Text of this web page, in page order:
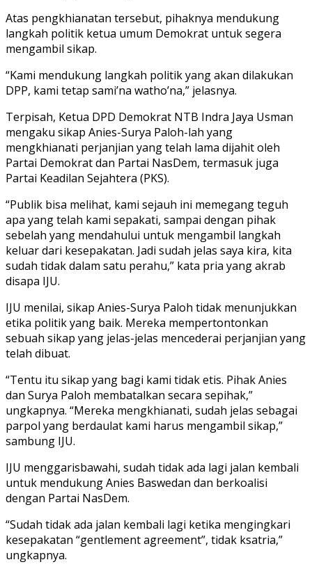
Atas pengkhianatan tersebut, pihaknya mendukung
langkah politik ketua umum Demokrat untuk segera
mengambil sikap.
“Kami mendukung langkah politik yang akan dilakukan
DPP, kami tetap sami’na watho’na,” jelasnya.
Terpisah, Ketua DPD Demokrat NTB Indra Jaya Usman
mengaku sikap Anies-Surya Paloh-lah yang
mengkhianati perjanjian yang telah lama dijahit oleh
Partai Demokrat dan Partai NasDem, termasuk juga
Partai Keadilan Sejahtera (PKS).
“Publik bisa melihat, kami sejauh ini memegang teguh
apa yang telah kami sepakati, sampai dengan pihak
sebelah yang mendahului untuk mengambil langkah
keluar dari kesepakatan. Jadi sudah jelas saya kira, kita
sudah tidak dalam satu perahu,” kata pria yang akrab
disapa IJU.
IJU menilai, sikap Anies-Surya Paloh tidak menunjukkan
etika politik yang baik. Mereka mempertontonkan
sebuah sikap yang jelas-jelas mencederai perjanjian yang
telah dibuat.
“Tentu itu sikap yang bagi kami tidak etis. Pihak Anies
dan Surya Paloh membatalkan secara sepihak,”
ungkapnya. “Mereka mengkhianati, sudah jelas sebagai
parpol yang berdaulat kami harus mengambil sikap,”
sambung IJU.
IJU menggarisbawahi, sudah tidak ada lagi jalan kembali
untuk mendukung Anies Baswedan dan berkoalisi
dengan Partai NasDem.
“Sudah tidak ada jalan kembali lagi ketika mengingkari
kesepakatan “gentlement agreement”, tidak ksatria,”
ungkapnya.